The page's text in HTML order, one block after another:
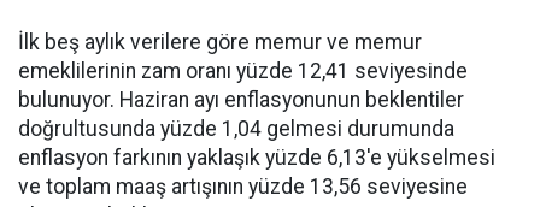
İlk beş aylık verilere göre memur ve memur
emeklilerinin zam oranı yüzde 12,41 seviyesinde
bulunuyor. Haziran ayı enflasyonunun beklentiler
doğrultusunda yüzde 1,04 gelmesi durumunda
enflasyon farkının yaklaşık yüzde 6,13'e yükselmesi
ve toplam maaş artışının yüzde 13,56 seviyesine